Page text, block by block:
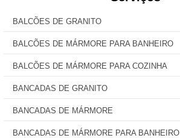
BALCÕES DE GRANITO
BALCÕES DE MÁRMORE PARA BANHEIRO
BALCÕES DE MÁRMORE PARA COZINHA
BANCADAS DE GRANITO
BANCADAS DE MÁRMORE
BANCADAS DE MÁRMORE PARA BANHEIRO